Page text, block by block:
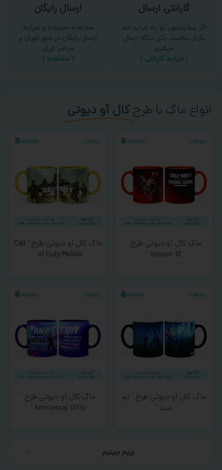
گارانتی ارسال
اگر سفارشتون تو راه خراب شد
نگران نباشید، یکی دیگه ارسال
میکنیم
( شرایط گارانتی )
ارسال رایگان
مشاهده محدوده و شرایط
ارسال رایگان در شهر تهران و
سراسر ایران
(مشاهده )
انواع ماگ با طرحکال آو دیوتی
ماگ کال آو دیوتی طرح ‘
Season 12 ‘
ماگ کال آو دیوتی طرح ‘ Call
of Duty Mobile ‘
ماگ کال آو دیوتی طرح ‘ تم
شب ‘
ماگ کال آو دیوتی طرح ‘
Anniversay Gifts ‘
بریم ببینیم